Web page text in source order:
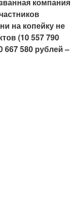
на копейку не
(10 557 790
580 рублей –